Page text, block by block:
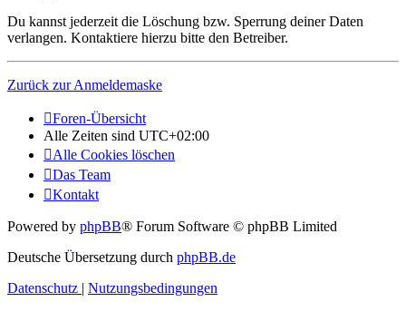
Du kannst jederzeit die Löschung bzw. Sperrung deiner Daten
verlangen. Kontaktiere hierzu bitte den Betreiber.
Zurück zur Anmeldemaske
Foren-Übersicht
Alle Zeiten sind UTC+02:00
Alle Cookies löschen
Das Team
Kontakt
Powered by phpBB® Forum Software © phpBB Limited
Deutsche Übersetzung durch phpBB.de
Datenschutz | Nutzungsbedingungen